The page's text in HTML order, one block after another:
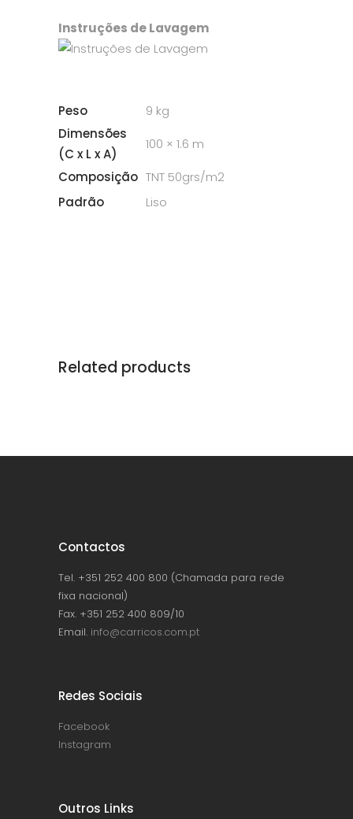
Instruções de Lavagem
Peso
9 kg
Dimensões
(C x L x A)
100 × 1.6 m
Composição TNT 50grs/m2
Padrão
Liso
Related products
Outros Links
Redes Sociais
Facebook
Instagram
Contactos
Tel. +351 252 400 800 (Chamada para rede
fixa nacional)
Fax. +351 252 400 809/10
Email. info@carricos.com.pt